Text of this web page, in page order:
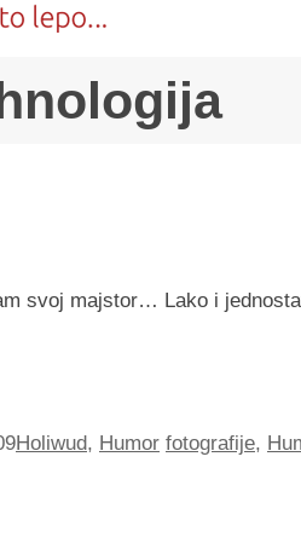
svoj majstor… Lako i
Holiwud, Humor fotografije,